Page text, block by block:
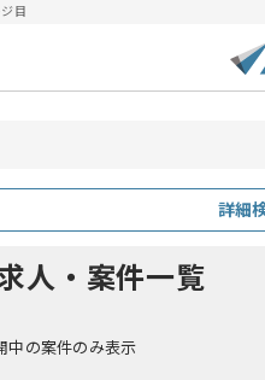
目
詳細
人・案件一覧
中の案件のみ表示